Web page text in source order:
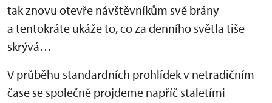
tak znovu otevře návštěvníkům své brány
a tentokráte ukáže to, co za denního světla tiše
skrývá…
V průběhu standardních prohlídek v netradičním
čase se společně projdeme napříč staletími